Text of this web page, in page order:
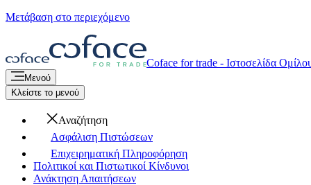
Μετάβαση στο περιεχόμενο
Coface for trade - Ιστοσελίδα
Μενού
Κλείστε το μενού
Αναζήτηση
Ασφάλιση Πιστώσεων
Επιχειρηματική Πληροφόρηση
Πολιτικοί και Πιστωτικοί Κίνδυνοι
Ανάκτηση Απαιτήσεων